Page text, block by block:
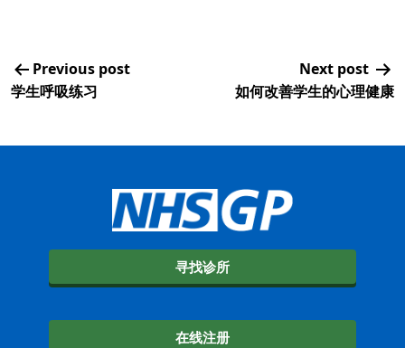
Previous post
学生呼吸练习
Next post
如何改善学生的心理健康
寻找诊所
在线注册